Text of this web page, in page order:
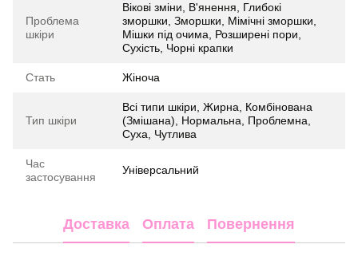
Проблема
шкіри
Вікові зміни, В'янення, Глибокі
зморшки, Зморшки, Мімічні зморшки,
Мішки під очима, Розширені пори,
Сухість, Чорні крапки
Стать Жіноча
Тип шкіри
Всі типи шкіри, Жирна, Комбінована
(Змішана), Нормальна, Проблемна,
Суха, Чутлива
Час
застосування
Універсальний
Доставка Оплата Повернення